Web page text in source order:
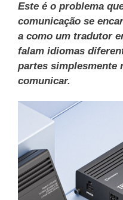
Este é o problema
comunicação se
a como um tradutor
falam idiomas
partes simplesmente
comunicar.